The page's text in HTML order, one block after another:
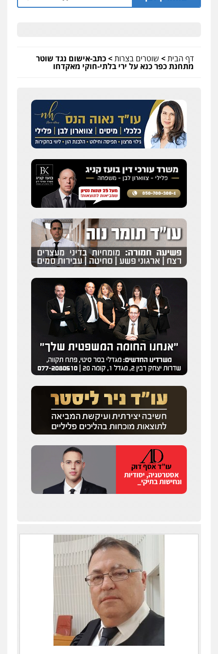
דף הבית> שוטרים בצרות>כתב-אישום נגד שוטר
מתחנת כפר כנא על ירי בלתי-חוקי מאקדחו
עו"ד תומר נוה
0544712201
פלילי מעצרים וחקירות
0543986802
אלי אונגר משרד עו"ד
עסקים
0507302623
לוי מלאך דדון – משרד עו"ד
פלילי פשיעה חמורה מעצרים וחקירות
0544231863
עו"ד מעיין שמחון
פלילי מעצרים וחקירות עורכי דין לענייני
אסירים
0587604050
עו"ד אמיר כהן
פלילי מעצרים וחקירות תעבורה
0537470000
עורך דין תמיר אלטיט
פלילי תעבורה
0545577862
דוד בוחבוט – משרד עו"ד
פלילי פשיעה חמורה מעצרים צווארון לבן
0505542333
עו"ד בן ממן
פלילי חקירות ומעצרים סייבר
ניהול משברים פליליים
עו"ד יפעת שוורץ סיל
פלילי תעבורה
0523379525
עו"ד אליה חן ברק
פלילי פשיעה חמורה ליווי וייצוג בחקירות
ומעצרים אסירים נוער
0525914163
עו"ד שילה ענבר